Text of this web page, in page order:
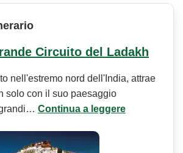
Circuito del Ladakh
nell'estremo nord dell'India, attrae
solo con il suo paesaggio
Continua a leggere